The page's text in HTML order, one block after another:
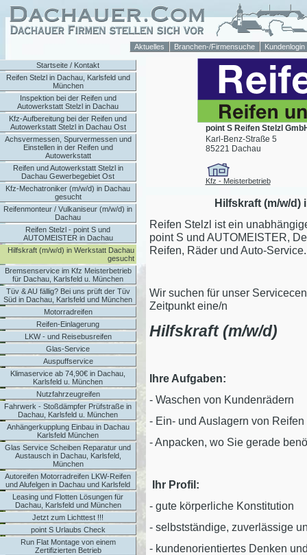
Aktuelles Branchen-/Firmensuche Kundenlogin
Startseite / Kontakt
Reifen Stelzl in Dachau, Karlsfeld und
München
Inspektion bei der Reifen und
Autowerkstatt Stelzl in Dachau
Kfz-Aufbereitung bei der Reifen und
Autowerkstatt Stelzl in Dachau Ost
Achsvermessen, Spurvermessen und
Einstellen in der Reifen und
Autowerkstatt
Reifen und Autowerkstatt Stelzl in
Dachau Gewerbegebiet Ost
Kfz-Mechatroniker (m/w/d) in Dachau
gesucht
Reifenmonteur / Vulkaniseur (m/w/d) in
Dachau
Reifen Stelzl - point S und
AUTOMEISTER in Dachau
Hilfskraft (m/w/d) in Werkstatt Dachau
gesucht
Bremsenservice im Kfz Meisterbetrieb
für Dachau, Karlsfeld u. München
Tüv & AU fällig? Bei uns prüft der Tüv
Süd in Dachau, Karlsfeld und München
Motorradreifen
Reifen-Einlagerung
LKW - und Reisebusreifen
Glas-Service
Auspuffservice
Klimaservice ab 74,90€ in Dachau,
Karlsfeld u. München
Nutzfahrzeugreifen
Fahrwerk - Stoßdämpfer Prüfstraße in
Dachau, Karlsfeld u. München
Anhängerkupplung Einbau in Dachau
Karlsfeld München
Glas Service Scheiben Reparatur und
Austausch in Dachau, Karlsfeld,
München
Autoreifen Motorradreifen LKW-Reifen
und Alufelgen in Dachau und Karlsfeld
Leasing und Flotten Lösungen für
Dachau, Karlsfeld und München
Jetzt zum Lichttest !!!
point S Urlaubs Check
Run Flat Montage von einem
Zertifizierten Betrieb
point S Reifen Stelzl
Karl-Benz-Straße 5
85221 Dachau
Kfz - Meisterbetrieb
Hilfskraft (m/w/d)
Reifen Stelzl ist ein
point S und AUTOMEISTER,
Reifen, Räder und Auto-Service.
Wir suchen für unser
Zeitpunkt eine/n
Hilfskraft (m/w/d)
Ihre Aufgaben:
- Waschen von Kundenrädern
- Ein- und Auslagern von
- Anpacken, wo Sie gerade
Ihr Profil:
- gute körperliche Konstitution
- selbstständige, zuverlässige
- kundenorientiertes Denken